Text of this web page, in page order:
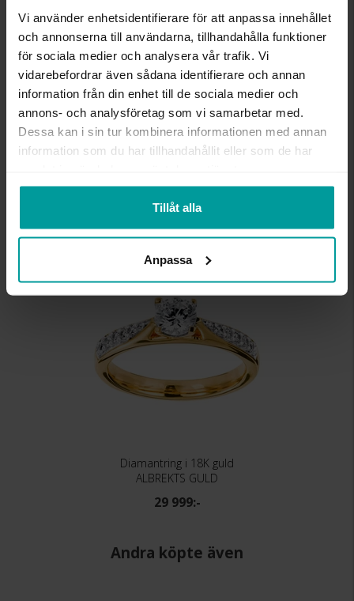
Vi använder enhetsidentifierare för att anpassa innehållet
och annonserna till användarna, tillhandahålla funktioner
för sociala medier och analysera vår trafik. Vi
vidarebefordrar även sådana identifierare och annan
information från din enhet till de sociala medier och
annons- och analysföretag som vi samarbetar med.
Dessa kan i sin tur kombinera informationen med annan
information som du har tillhandahållit eller som de har
Tillåt alla
Anpassa
VARUMÄRKE
Albrekts Guld
ÄDELMETALL
18K Gold
STEN/PÄRLA
Diamant
ANTAL DIAMANTER
13
DIAMANTSLIPNING
Briljant
DIAMANTFÄRG
Wesselton (H)
DIAMANTKLARHET
P
VIKT CA (GRAM)
4,90
TOTAL CARAT
0,65
Liknande produkter
Diamantring i 18K guld
ALBREKTS GULD
29 999:-
Andra köpte även